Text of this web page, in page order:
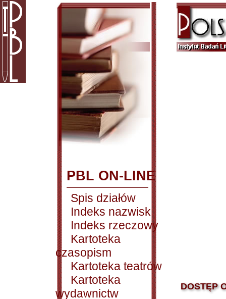
PBL ON-LINE
Spis działów
Indeks nazwisk
Indeks rzeczowy
Kartoteka
czasopism
Kartoteka teatrów
Kartoteka
wydawnictw
DOSTĘP